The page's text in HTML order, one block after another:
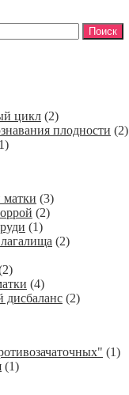
цикл (2)
плодности (2)
матки (3)
(2)
(1)
(2)
(4)
дисбаланс (2)
(1)
(1)